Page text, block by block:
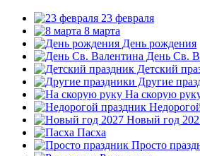
23 февраля
8 марта
День рождения
День Св.
Детский
Другие
На скорую
Новый год
Пасха
Просто